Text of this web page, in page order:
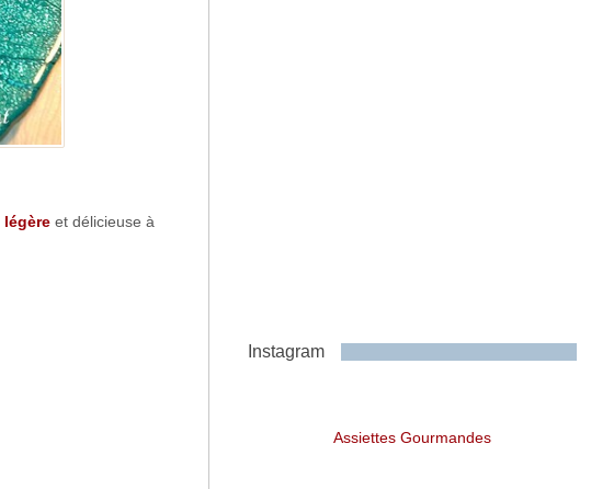
légèreet délicieuse à
Instagram
Assiettes Gourmandes